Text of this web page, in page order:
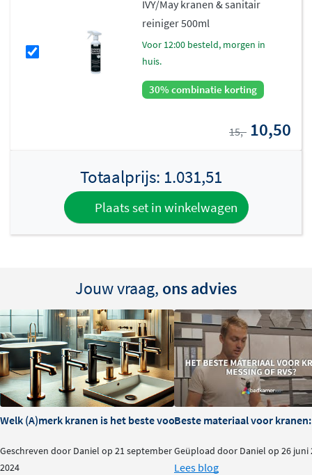
IVY/May kranen & sanitair
reiniger 500ml
voor 12:00 besteld, morgen in
huis.
30% combinatie korting
15,- 10,50
Totaalprijs: 1.031,51
Plaats set in winkelwagen
Jouw vraag, ons advies
Welk (A)merk kranen is het beste voor je badkamer?
Geschreven door Daniel op 21 september
2024
Beste materiaal voor kranen:
Geüpload door Daniel op 26 juni
Lees blog